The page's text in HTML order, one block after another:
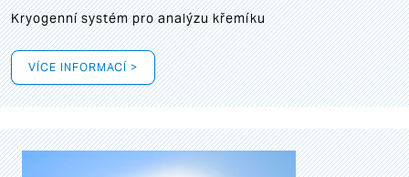
Kryogenní systém pro analýzu křemíku
VÍCE INFORMACÍ >